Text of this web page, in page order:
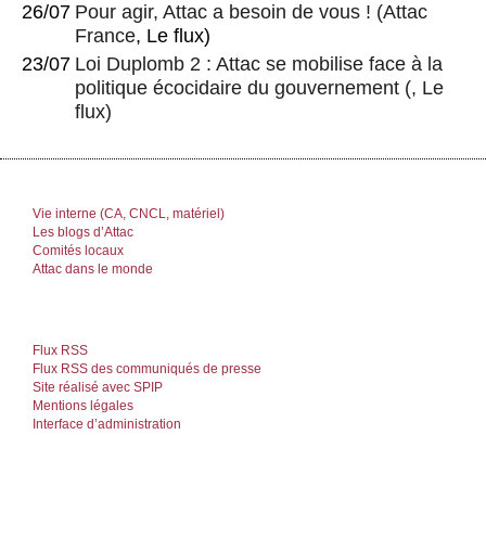
26/07 Pour agir, Attac a besoin de vous ! (Attac
France, Le flux)
23/07 Loi Duplomb 2 : Attac se mobilise face à la
politique écocidaire du gouvernement (, Le
flux)
Vie interne (CA, CNCL, matériel)
Les blogs d’Attac
Comités locaux
Attac dans le monde
Flux RSS
Flux RSS des communiqués de presse
Site réalisé avec SPIP
Mentions légales
Interface d’administration